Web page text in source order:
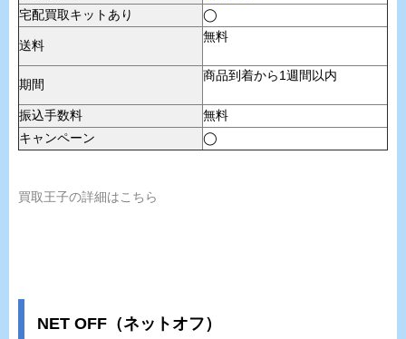
宅配買取キットあり
◯
送料
無料
期間
商品到着から1週間以内
振込手数料
無料
キャンペーン
◯
買取王子の詳細はこちら
NET OFF（ネットオフ）